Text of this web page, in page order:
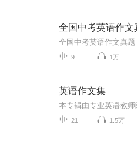
9 1万
英语作文集
21 1.5万